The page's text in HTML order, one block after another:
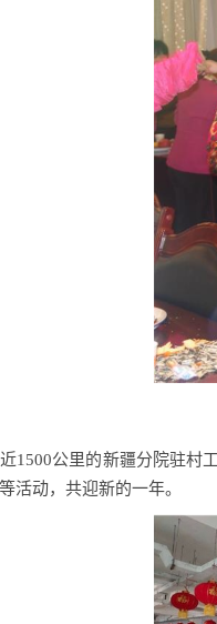
1500公里的新疆分院驻村
活动，共迎新的一年。